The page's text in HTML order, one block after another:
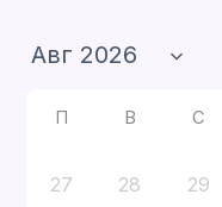
П В С
27 28 29